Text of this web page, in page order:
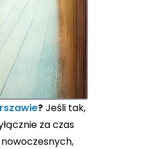
?Jeśli tak,
za czas